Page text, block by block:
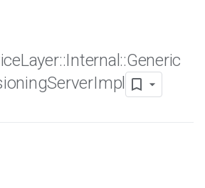
Layer::Internal ::Generic
ServerImpl